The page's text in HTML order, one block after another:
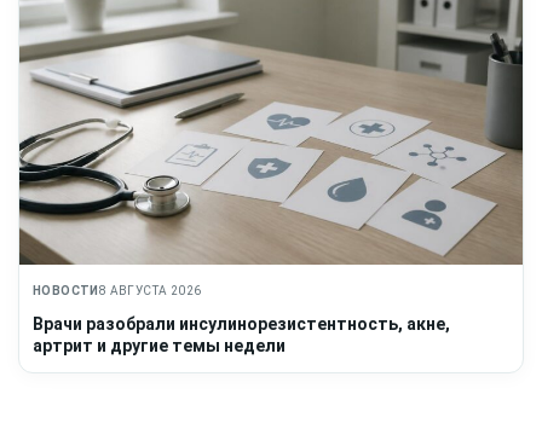
НОВОСТИ 8 АВГУСТА 2026
Врачи разобрали инсулинорезистентность, акне,
артрит и другие темы недели